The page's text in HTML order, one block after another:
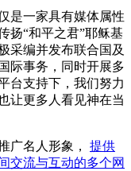
是一家具有媒体属性
扬“和平之君”耶稣基
采编并发布联合国及
际事务，同时开展多
台支持下，我们努力
让更多人看见神在当
广名人形象， 提供
交流与互动的多个网